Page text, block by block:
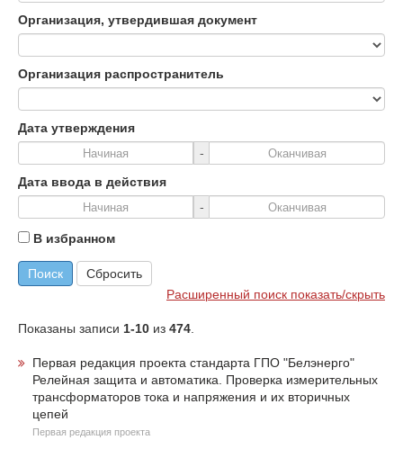
Организация, утвердившая документ
Организация распространитель
Дата утверждения
-
Дата ввода в действия
-
В избранном
Поиск Сбросить
Расширенный поиск показать/скрыть
Показаны записи 1-10 из 474.
Первая редакция проекта стандарта ГПО "Белэнерго"
Релейная защита и автоматика. Проверка измерительных
трансформаторов тока и напряжения и их вторичных
цепей
Первая редакция проекта